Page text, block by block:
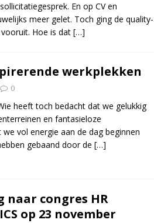
juni 2026! HAPPINESS AT WORK
En op CV en
meer gelet. Toch ging de quality-
Hoe is dat […]
werkplekken
0
heeft toch bedacht dat we gelukkig
en fantasieloze
vol energie aan de dag beginnen
gebaand door de […]
naar congres HR
op 23 november